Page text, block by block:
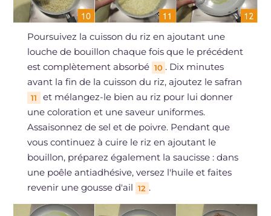
Poursuivez la cuisson du riz en ajoutant une
louche de bouillon chaque fois que le précédent
est complètement absorbé 10 . Dix minutes
avant la fin de la cuisson du riz, ajoutez le safran
11
et mélangez-le bien au riz pour lui donner
une coloration et une saveur uniformes.
Assaisonnez de sel et de poivre. Pendant que
vous continuez à cuire le riz en ajoutant le
bouillon, préparez également la saucisse : dans
une poêle antiadhésive, versez l'huile et faites
revenir une gousse d'ail 12 .